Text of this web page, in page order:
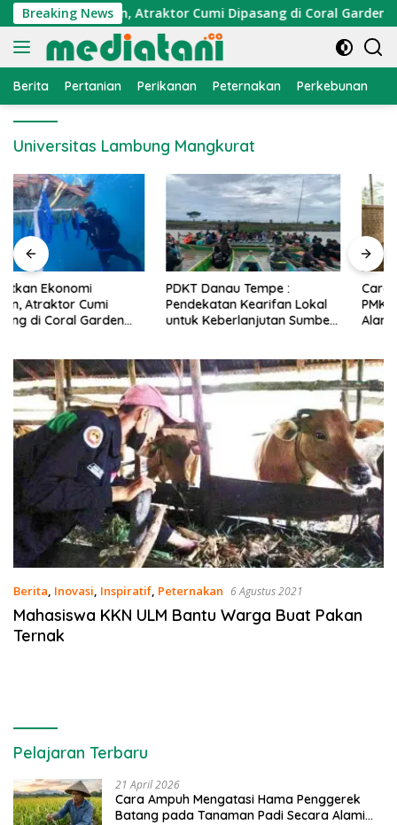
Langsung
ke
konten
Breaking News
Nelayan, Atraktor Cumi Dipasang di Coral Garden
Berita Pertanian Perikanan Peternakan Perkebunan
Universitas Lambung Mangkurat
PDKT Danau Tempe :
Pendekatan Kearifan Lokal
untuk Keberlanjutan Sumber
Cara Mengatasi Penyakit
PMK pada Sapi Perah Secara
Alami dan Medis
Berita, Inovasi, Inspiratif, Peternakan 6 Agustus 2021
Mahasiswa KKN ULM Bantu Warga Buat Pakan
Ternak
Pelajaran Terbaru
21 April 2026
Cara Ampuh Mengatasi Hama Penggerek
Batang pada Tanaman Padi Secara Alami